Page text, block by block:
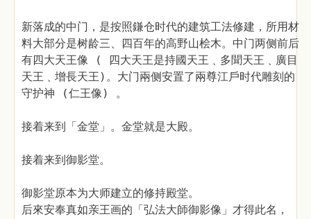
新落成的中门，是按照鎌仓时代的建筑工法修建，所用材
料大部分是树龄三、四百年的高野山桧木。中门两侧前后
有四大天王像 ( 四大天王是持國天王﹑多聞天王﹑廣目
天王﹑增長天王)。大门兩侧安置了兩尊江戶时代雕刻的
守护神 (仁王像) 。
接着来到「金堂」。金堂就是大殿。
接着来到御影堂。
御影堂原本为大师建立的修持殿堂。
后來安奉真如亲王画的「弘法大師御影像」才得此名，